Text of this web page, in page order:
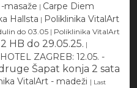
masaže | Carpe Diem
Hallsta | Poliklinika VitalArt
do 03.05 | Poliklinika VitalArt
HB do 29.05.25. |
HOTEL ZAGREB: 12.05. -
Šapat konja 2 sata
VitalArt - madeži | Last